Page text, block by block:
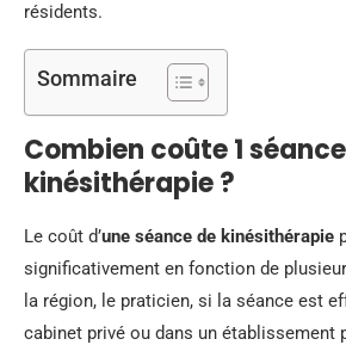
résidents.
Sommaire
Combien coûte 1
kinésithérapie ?
Le coût d’une séance de kinésithérapie
significativement en fonction de
la région, le praticien, si la séance est
cabinet privé ou dans un établissement